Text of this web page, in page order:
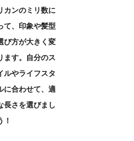
カンのミリ数に
て、印象や髪型
び方が大きく変
ます。自分のス
ルやライフスタ
に合わせて、適
長さを選びまし
！